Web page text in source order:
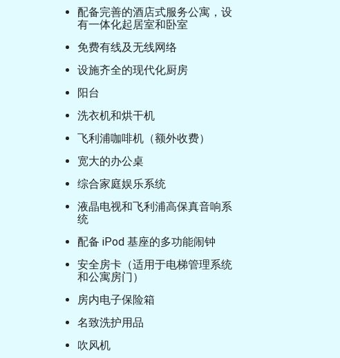
配备完善的酒店式服务公寓，设
有一体化起居室和卧室
免费有线及无线网络
设施齐全的现代化厨房
阳台
洗衣机和烘干机
飞利浦咖啡机（额外收费）
宽大的办公桌
综合家庭娱乐系统
液晶电视和飞利浦高保真音响系
统
配备 iPod 基座的多功能闹钟
安全房卡（适用于电梯管理系统
和公寓房门）
房内电子保险箱
名致洗护用品
吹风机